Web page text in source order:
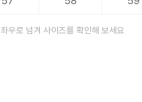
좌우로 넘겨 사이즈를 확인해 보세요